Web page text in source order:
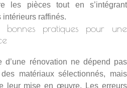
les pièces tout en s’intégrant
intérieurs raffinés.
pratiques pour une
d’une rénovation ne dépend pas
matériaux sélectionnés, mais
leur mise en œuvre. Les erreurs